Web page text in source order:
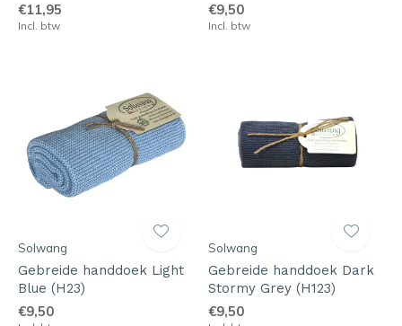
€11,95
Incl. btw
€9,50
Incl. btw
Solwang
Gebreide handdoek Light
Blue (H23)
€9,50
Solwang
Gebreide handdoek Dark
Stormy Grey (H123)
€9,50